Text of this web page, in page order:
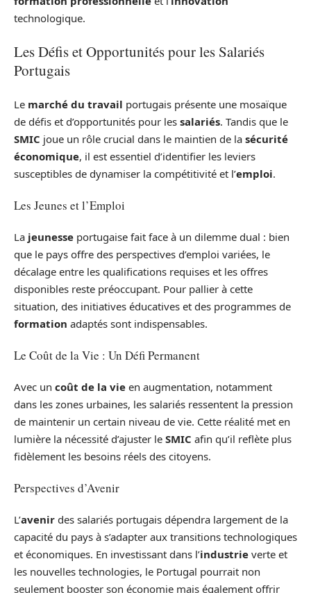
technologique.
Les Défis et Opportunités pour les Salariés
Portugais
Le marché du travail portugais présente une mosaïque
de défis et d’opportunités pour les salariés. Tandis que le
SMIC joue un rôle crucial dans le maintien de la sécurité
économique, il est essentiel d’identifier les leviers
susceptibles de dynamiser la compétitivité et l’emploi.
Les Jeunes et l’Emploi
La jeunesse portugaise fait face à un dilemme dual : bien
que le pays offre des perspectives d’emploi variées, le
décalage entre les qualifications requises et les offres
disponibles reste préoccupant. Pour pallier à cette
situation, des initiatives éducatives et des programmes de
formation adaptés sont indispensables.
Le Coût de la Vie : Un Défi Permanent
Avec un coût de la vie en augmentation, notamment
dans les zones urbaines, les salariés ressentent la pression
de maintenir un certain niveau de vie. Cette réalité met en
lumière la nécessité d’ajuster le SMIC afin qu’il reflète plus
fidèlement les besoins réels des citoyens.
Perspectives d’Avenir
L’avenir des salariés portugais dépendra largement de la
capacité du pays à s’adapter aux transitions technologiques
et économiques. En investissant dans l’industrie verte et
les nouvelles technologies, le Portugal pourrait non
seulement booster son économie mais également offrir